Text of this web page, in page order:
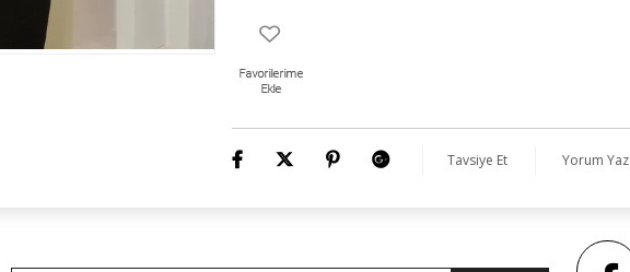
Tavsiye Et Yorum Yaz